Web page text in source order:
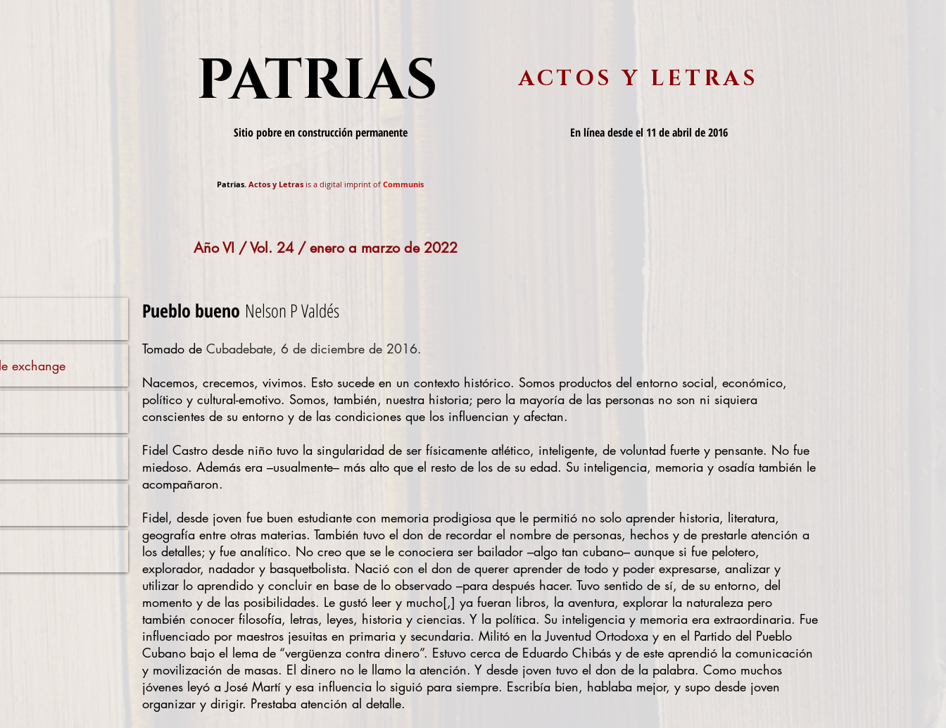
PATRIAS
Sitio pobre en construcción permanente
ACTOS Y LETRAS
En línea desde el 11 de abril de 2016
Patrias. Actos y Letras is a digital imprint of Communis
Año VI / Vol. 24 / enero a marzo de 2022
Pueblo bueno Nelson P Valdés
Tomado de Cubadebate, 6 de diciembre de 2016.
Nacemos, crecemos, vivimos. Esto sucede en un contexto histórico. Somos productos del entorno social, económico,
político y cultural-emotivo. Somos, también, nuestra historia; pero la mayoría de las personas no son ni siquiera
conscientes de su entorno y de las condiciones que los influencian y afectan.
Fidel Castro desde niño tuvo la singularidad de ser físicamente atlético, inteligente, de voluntad fuerte y pensante. No fue
miedoso. Además era –usualmente– más alto que el resto de los de su edad. Su inteligencia, memoria y osadía también le
acompañaron.
Fidel, desde joven fue buen estudiante con memoria prodigiosa que le permitió no solo aprender historia, literatura,
geografía entre otras materias. También tuvo el don de recordar el nombre de personas, hechos y de prestarle atención a
los detalles; y fue analítico. No creo que se le conociera ser bailador –algo tan cubano– aunque si fue pelotero,
explorador, nadador y basquetbolista. Nació con el don de querer aprender de todo y poder expresarse, analizar y
utilizar lo aprendido y concluir en base de lo observado –para después hacer. Tuvo sentido de sí, de su entorno, del
momento y de las posibilidades. Le gustó leer y mucho[,] ya fueran libros, la aventura, explorar la naturaleza pero
también conocer filosofía, letras, leyes, historia y ciencias. Y la política. Su inteligencia y memoria era extraordinaria. Fue
influenciado por maestros jesuitas en primaria y secundaria. Militó en la Juventud Ortodoxa y en el Partido del Pueblo
Cubano bajo el lema de “vergüenza contra dinero”. Estuvo cerca de Eduardo Chibás y de este aprendió la comunicación
y movilización de masas. El dinero no le llamo la atención. Y desde joven tuvo el don de la palabra. Como muchos
jóvenes leyó a José Martí y esa influencia lo siguió para siempre. Escribía bien, hablaba mejor, y supo desde joven
organizar y dirigir. Prestaba atención al detalle.
exchange